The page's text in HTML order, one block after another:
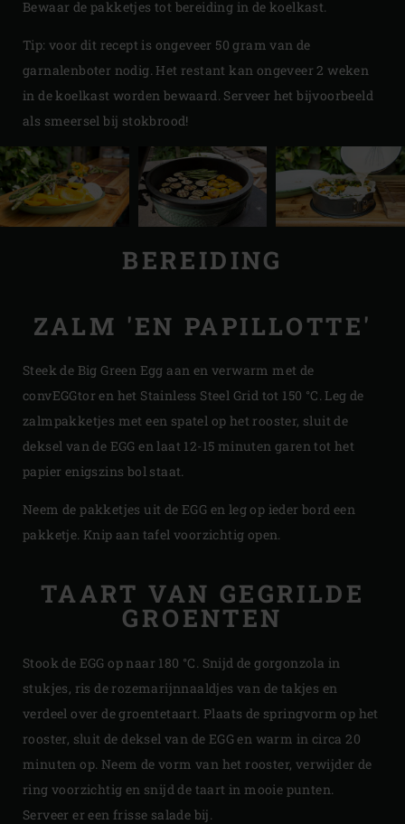
Bewaar de pakketjes tot bereiding in de koelkast.
Tip: voor dit recept is ongeveer 50 gram van de
garnalenboter nodig. Het restant kan ongeveer 2 weken
in de koelkast worden bewaard. Serveer het bijvoorbeeld
als smeersel bij stokbrood!
BEREIDING
ZALM 'EN PAPILLOTTE'
Steek de Big Green Egg aan en verwarm met de
convEGGtor en het Stainless Steel Grid tot 150 °C. Leg de
zalmpakketjes met een spatel op het rooster, sluit de
deksel van de EGG en laat 12-15 minuten garen tot het
papier enigszins bol staat.
Neem de pakketjes uit de EGG en leg op ieder bord een
pakketje. Knip aan tafel voorzichtig open.
TAART VAN GEGRILDE
GROENTEN
Stook de EGG op naar 180 °C. Snijd de gorgonzola in
stukjes, ris de rozemarijnnaaldjes van de takjes en
verdeel over de groentetaart. Plaats de springvorm op het
rooster, sluit de deksel van de EGG en warm in circa 20
minuten op. Neem de vorm van het rooster, verwijder de
ring voorzichtig en snijd de taart in mooie punten.
Serveer er een frisse salade bij.